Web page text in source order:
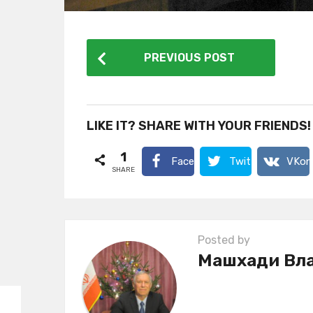
o
t
a
a
t
i
PREVIOUS POST
LIKE IT? SHARE WITH YOUR FRIENDS!
1
SHARE
Facebook Twitter
Posted by
Машхади